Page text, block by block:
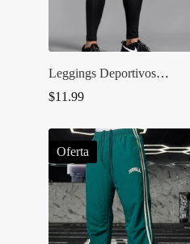
Leggings Deportivos
Térmicos para Hombre –
$11.99
Oferta